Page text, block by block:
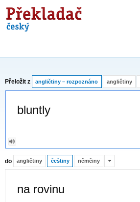
Překladač
Přeložit z angličtiny – rozpoznáno angličtiny
do angličtiny češtiny němčiny
na rovinu